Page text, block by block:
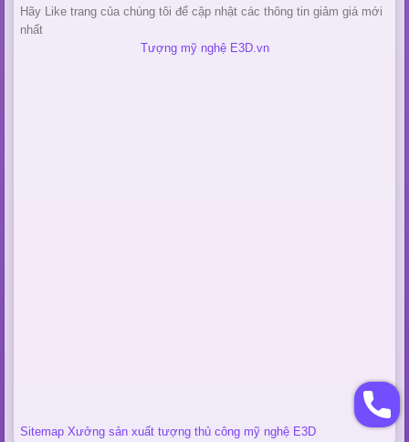
Hãy Like trang của chúng tôi để cập nhật các thông tin giảm giá mới
nhất
Tượng mỹ nghệ E3D.vn
Sitemap Xưởng sản xuất tượng thủ công mỹ nghệ E3D